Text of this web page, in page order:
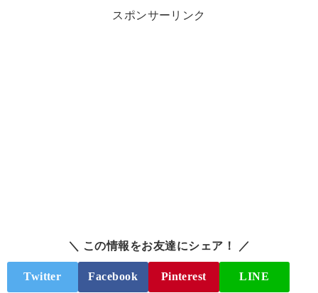
スポンサーリンク
＼ この情報をお友達にシェア！ ／
Twitter Facebook Pinterest LINE